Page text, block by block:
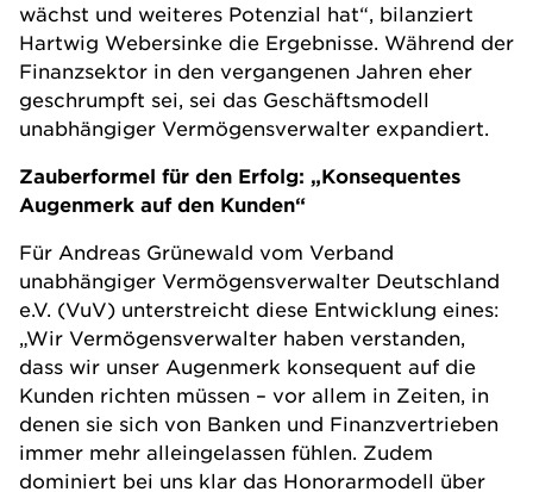
wächst und weiteres Potenzial hat“, bilanziert
Hartwig Webersinke die Ergebnisse. Während der
Finanzsektor in den vergangenen Jahren eher
geschrumpft sei, sei das Geschäftsmodell
unabhängiger Vermögensverwalter expandiert.
Zauberformel für den Erfolg: „Konsequentes
Augenmerk auf den Kunden“
Für Andreas Grünewald vom Verband
unabhängiger Vermögensverwalter Deutschland
e.V. (VuV) unterstreicht diese Entwicklung eines:
„Wir Vermögensverwalter haben verstanden,
dass wir unser Augenmerk konsequent auf die
Kunden richten müssen – vor allem in Zeiten, in
denen sie sich von Banken und Finanzvertrieben
immer mehr alleingelassen fühlen. Zudem
dominiert bei uns klar das Honorarmodell über